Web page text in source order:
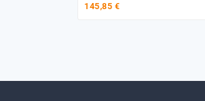
145,85 €